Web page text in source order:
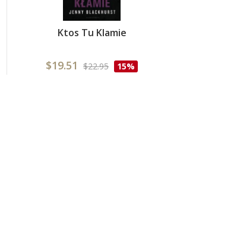
Ktos Tu Klamie
$19.51 $22.95 15%